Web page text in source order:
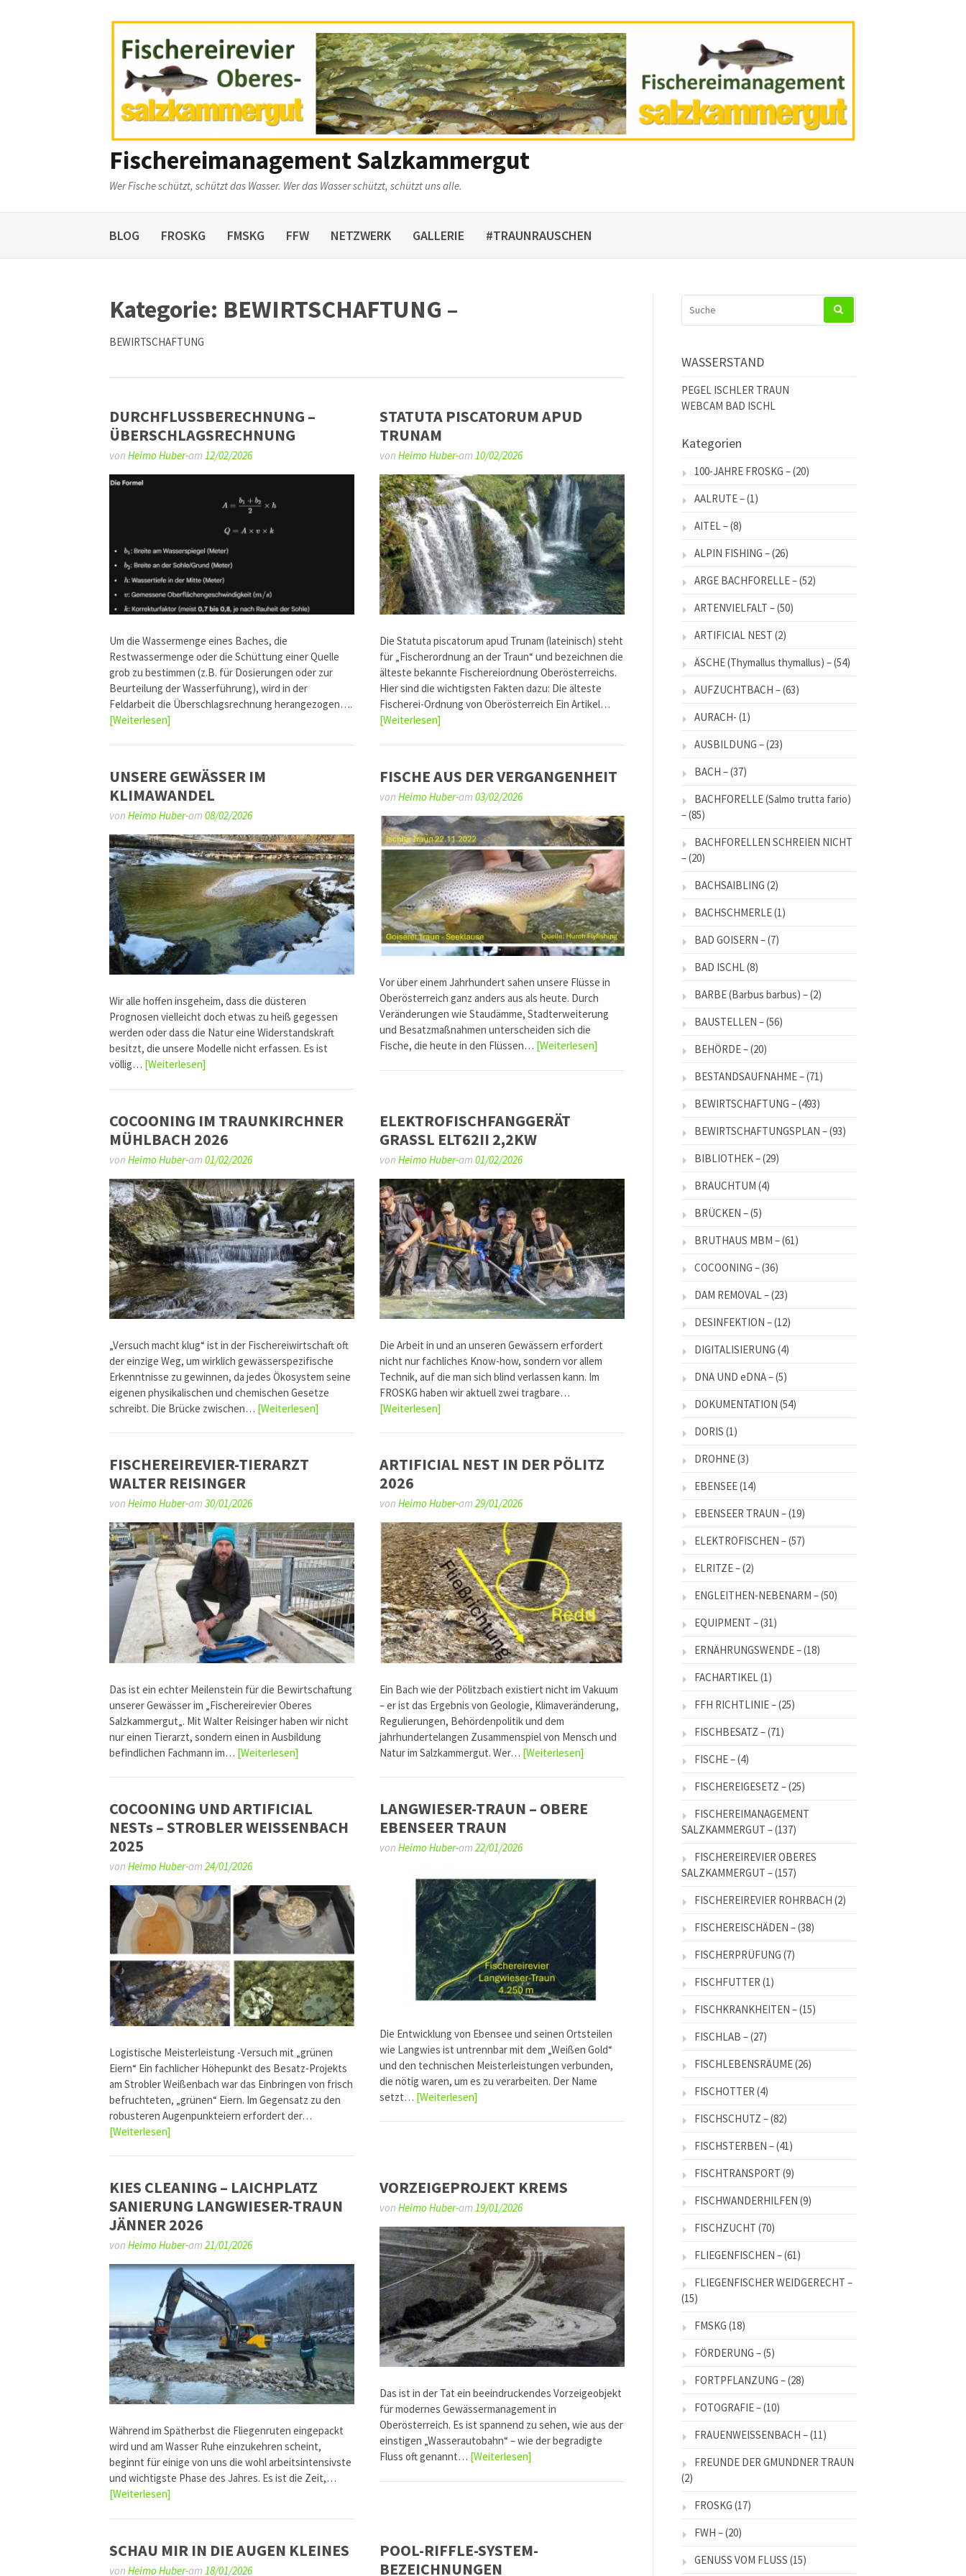
Fischereimanagement Salzkammergut
Wer Fische schützt, schützt das Wasser. Wer das Wasser schützt, schützt uns alle.
BLOG FROSKG FMSKG FFW NETZWERK GALLERIE #TRAUNRAUSCHEN
Kategorie: BEWIRTSCHAFTUNG –
BEWIRTSCHAFTUNG
DURCHFLUSSBERECHNUNG –
ÜBERSCHLAGSRECHNUNG
von Heimo Huber-am 12/02/2026
Um die Wassermenge eines Baches, die
Restwassermenge oder die Schüttung einer Quelle
grob zu bestimmen (z.B. für Dosierungen oder zur
Beurteilung der Wasserführung), wird in der
Feldarbeit die Überschlagsrechnung herangezogen….
[Weiterlesen]
STATUTA PISCATORUM APUD
TRUNAM
vonHeimo Huber-am10/02/2026
Die Statuta piscatorum apud Trunam (lateinisch) steht
für „Fischerordnung an der Traun“ und bezeichnen die
älteste bekannte Fischereiordnung Oberösterreichs.
Hier sind die wichtigsten Fakten dazu: Die älteste
Fischerei-Ordnung von Oberösterreich Ein Artikel…
[Weiterlesen]
UNSERE GEWÄSSER IM
KLIMAWANDEL
von Heimo Huber-am 08/02/2026
Wir alle hoffen insgeheim, dass die düsteren
Prognosen vielleicht doch etwas zu heiß gegessen
werden oder dass die Natur eine Widerstandskraft
besitzt, die unsere Modelle nicht erfassen. Es ist
völlig… [Weiterlesen]
FISCHE AUS DER VERGANGENHEIT
vonHeimo Huber-am03/02/2026
Vor über einem Jahrhundert sahen unsere Flüsse in
Oberösterreich ganz anders aus als heute. Durch
Veränderungen wie Staudämme, Stadterweiterung
und Besatzmaßnahmen unterscheiden sich die
Fische, die heute in den Flüssen… [Weiterlesen]
COCOONING IM TRAUNKIRCHNER
MÜHLBACH 2026
von Heimo Huber-am 01/02/2026
„Versuch macht klug“ ist in der Fischereiwirtschaft oft
der einzige Weg, um wirklich gewässerspezifische
Erkenntnisse zu gewinnen, da jedes Ökosystem seine
eigenen physikalischen und chemischen Gesetze
schreibt. Die Brücke zwischen… [Weiterlesen]
ELEKTROFISCHFANGGERÄT
GRASSL ELT62II 2,2KW
vonHeimo Huber-am01/02/2026
Die Arbeit in und an unseren Gewässern erfordert
nicht nur fachliches Know-how, sondern vor allem
Technik, auf die man sich blind verlassen kann. Im
FROSKG haben wir aktuell zwei tragbare…
[Weiterlesen]
FISCHEREIREVIER-TIERARZT
WALTER REISINGER
von Heimo Huber-am 30/01/2026
Das ist ein echter Meilenstein für die Bewirtschaftung
unserer Gewässer im „Fischereirevier Oberes
Salzkammergut„. Mit Walter Reisinger haben wir nicht
nur einen Tierarzt, sondern einen in Ausbildung
befindlichen Fachmann im… [Weiterlesen]
ARTIFICIAL NEST IN DER PÖLITZ
2026
vonHeimo Huber-am29/01/2026
Ein Bach wie der Pölitzbach existiert nicht im Vakuum
– er ist das Ergebnis von Geologie, Klimaveränderung,
Regulierungen, Behördenpolitik und dem
jahrhundertelangen Zusammenspiel von Mensch und
Natur im Salzkammergut. Wer… [Weiterlesen]
COCOONING UND ARTIFICIAL
NESTs – STROBLER WEISSENBACH
2025
von Heimo Huber-am 24/01/2026
Logistische Meisterleistung -Versuch mit „grünen
Eiern“ Ein fachlicher Höhepunkt des Besatz-Projekts
am Strobler Weißenbach war das Einbringen von frisch
befruchteten, „grünen“ Eiern. Im Gegensatz zu den
robusteren Augenpunkteiern erfordert der…
[Weiterlesen]
LANGWIESER-TRAUN – OBERE
EBENSEER TRAUN
vonHeimo Huber-am22/01/2026
Die Entwicklung von Ebensee und seinen Ortsteilen
wie Langwies ist untrennbar mit dem „Weißen Gold“
und den technischen Meisterleistungen verbunden,
die nötig waren, um es zu verarbeiten. Der Name
setzt… [Weiterlesen]
KIES CLEANING – LAICHPLATZ
SANIERUNG LANGWIESER-TRAUN
JÄNNER 2026
von Heimo Huber-am 21/01/2026
Während im Spätherbst die Fliegenruten eingepackt
wird und am Wasser Ruhe einzukehren scheint,
beginnt für einige von uns die wohl arbeitsintensivste
und wichtigste Phase des Jahres. Es ist die Zeit,…
[Weiterlesen]
VORZEIGEPROJEKT KREMS
vonHeimo Huber-am19/01/2026
Das ist in der Tat ein beeindruckendes Vorzeigeobjekt
für modernes Gewässermanagement in
Oberösterreich. Es ist spannend zu sehen, wie aus der
einstigen „Wasserautobahn“ – wie der begradigte
Fluss oft genannt… [Weiterlesen]
SCHAU MIR IN DIE AUGEN KLEINES
von Heimo Huber-am 18/01/2026
POOL-RIFFLE-SYSTEM-
BEZEICHNUNGEN
NACH:
WASSERSTAND
PEGEL ISCHLER TRAUN
WEBCAM BAD ISCHL
Kategorien
100-JAHRE FROSKG –(20)
AALRUTE –(1)
AITEL –(8)
ALPIN FISHING –(26)
ARGE BACHFORELLE –(52)
ARTENVIELFALT –(50)
ARTIFICIAL NEST (2)
ÄSCHE (Thymallus thymallus) –(54)
AUFZUCHTBACH –(63)
AURACH- (1)
AUSBILDUNG –(23)
BACH –(37)
BACHFORELLE (Salmo trutta fario)
–(85)
BACHFORELLEN SCHREIEN NICHT
–(20)
BACHSAIBLING (2)
BACHSCHMERLE(1)
BAD GOISERN –(7)
BAD ISCHL(8)
BARBE (Barbus barbus) –(2)
BAUSTELLEN –(56)
BEHÖRDE –(20)
BESTANDSAUFNAHME –(71)
BEWIRTSCHAFTUNG –(493)
BEWIRTSCHAFTUNGSPLAN –(93)
BIBLIOTHEK –(29)
BRAUCHTUM (4)
BRÜCKEN –(5)
BRUTHAUS MBM –(61)
COCOONING –(36)
DAM REMOVAL –(23)
DESINFEKTION –(12)
DIGITALISIERUNG (4)
DNA UND eDNA –(5)
DOKUMENTATION (54)
DORIS (1)
DROHNE(3)
EBENSEE(14)
EBENSEER TRAUN –(19)
ELEKTROFISCHEN –(57)
ELRITZE –(2)
ENGLEITHEN-NEBENARM –(50)
EQUIPMENT –(31)
ERNÄHRUNGSWENDE –(18)
FACHARTIKEL(1)
FFH RICHTLINIE –(25)
FISCHBESATZ –(71)
FISCHE –(4)
FISCHEREIGESETZ –(25)
FISCHEREIMANAGEMENT
SALZKAMMERGUT –(137)
FISCHEREIREVIER OBERES
SALZKAMMERGUT –(157)
FISCHEREIREVIER ROHRBACH (2)
FISCHEREISCHÄDEN –(38)
FISCHERPRÜFUNG (7)
FISCHFUTTER (1)
FISCHKRANKHEITEN –(15)
FISCHLAB –(27)
FISCHLEBENSRÄUME(26)
FISCHOTTER (4)
FISCHSCHUTZ –(82)
FISCHSTERBEN –(41)
FISCHTRANSPORT (9)
FISCHWANDERHILFEN (9)
FISCHZUCHT (70)
FLIEGENFISCHEN –(61)
FLIEGENFISCHER WEIDGERECHT –
(15)
FMSKG (18)
FÖRDERUNG –(5)
FORTPFLANZUNG –(28)
FOTOGRAFIE –(10)
FRAUENWEISSENBACH –(11)
FREUNDE DER GMUNDNER TRAUN
(2)
FROSKG (17)
FWH –(20)
GENUSS VOM FLUSS (15)